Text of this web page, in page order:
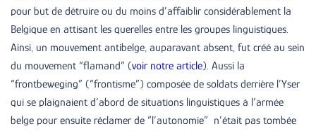
pour but de détruire ou du moins d’affaiblir considérablement la
Belgique en attisant les querelles entre les groupes linguistiques.
Ainsi, un mouvement antibelge, auparavant absent, fut créé au sein
du mouvement “flamand” (voir notre article). Aussi la
“frontbeweging” (“frontisme”) composée de soldats derrière l’Yser
qui se plaignaient d’abord de situations linguistiques à l’armée
belge pour ensuite réclamer de “l’autonomie” n’était pas tombée